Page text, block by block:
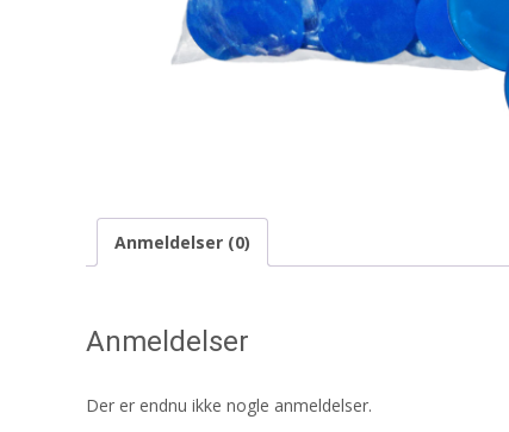
Anmeldelser (0)
Anmeldelser
Der er endnu ikke nogle anmeldelser.